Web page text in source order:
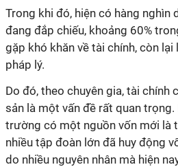
Trong khi đó, hiện có hàng nghìn
đang đắp chiếu, khoảng 60%
gặp khó khăn về tài chính, còn
pháp lý.
Do đó, theo chuyên gia, tài
sản là một vấn đề rất quan
trường có một nguồn vốn mới là
nhiều tập đoàn lớn đã huy động
do nhiều nguyên nhân mà hiện